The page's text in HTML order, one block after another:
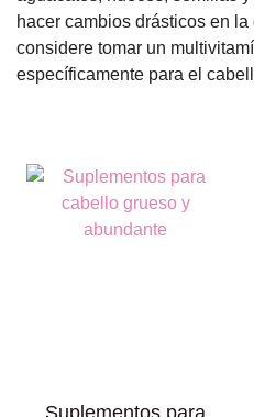
hacer cambios drásticos en
considere tomar un
específicamente para el